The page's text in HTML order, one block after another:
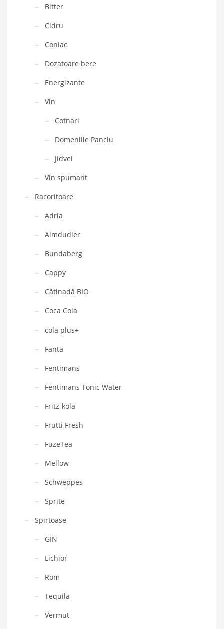
Bitter
Cidru
Coniac
Dozatoare bere
Energizante
Vin
Cotnari
Domeniile Panciu
Jidvei
Vin spumant
Racoritoare
Adria
Almdudler
Bundaberg
Cappy
Cătinadă BIO
Coca Cola
cola plus+
Fanta
Fentimans
Fentimans Tonic Water
Fritz-kola
Frutti Fresh
FuzeTea
Mellow
Schweppes
Sprite
Spirtoase
GIN
Lichior
Rom
Tequila
Vermut